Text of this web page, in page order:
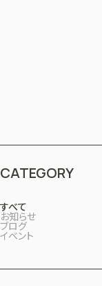
CATEGORY
すべて
お知らせ
ブログ
イベント